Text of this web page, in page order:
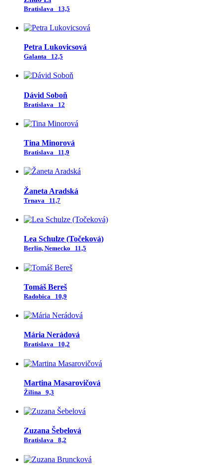
Bratislava 13,5
Petra Lukovicsová
Galanta 12,5
Dávid Soboň
Bratislava 12
Tina Minorová
Bratislava 11,9
Žaneta Aradská
Trnava 11,7
Lea Schulze (Točeková)
Berlin, Nemecko 11,5
Tomáš Bereš
Radobica 10,9
Mária Nerádová
Bratislava 10,2
Martina Masarovičová
Žilina 9,3
Zuzana Šebelová
Bratislava 8,2